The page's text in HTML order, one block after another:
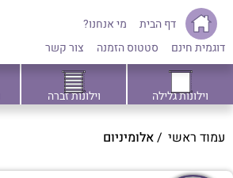
דף הבית
מי אנחנו?
דוגמית חינם
סטטוס הזמנה צור קשר
וילונות גלילה וילונות זברה
עמוד ראשי /אלומיניום